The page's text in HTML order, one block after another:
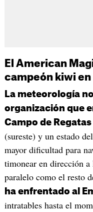
El American
campeón kiwi
La meteorología
organización que
Campo de Regatas
(sureste) y un estado
mayor dificultad para
timonear en dirección a
paralelo como el resto
ha enfrentado al
intratables hasta el